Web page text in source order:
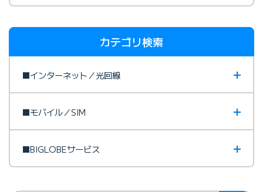
カテゴリ検索
■インターネット／光回線
■モバイル／SIM
■BIGLOBEサービス